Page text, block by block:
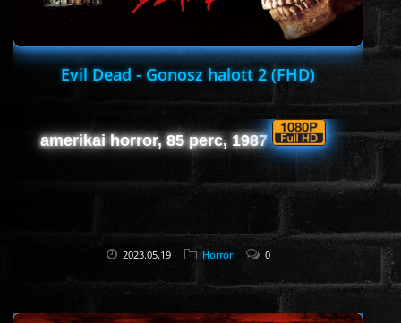
HÁBORÚS
KATASZTRÓFA
DOKUMENTUMFILMEK
Evil Dead - Gonosz halott 2 (FHD)
amerikai horror, 85 perc, 1987
2023.05.19 Horror 0